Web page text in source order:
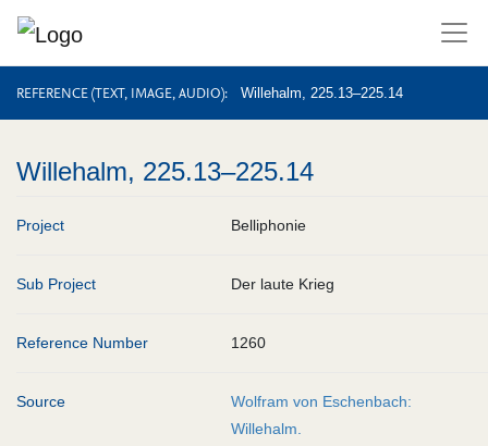
REFERENCE (TEXT, IMAGE, AUDIO) Willehalm, 225.13–225.14
REFERENCE (TEXT, IMAGE, AUDIO)
Willehalm, 225.13–225.14
Project Belliphonie
Sub Project Der laute Krieg
Reference Number 1260
Source
Wolfram von Eschenbach:
Willehalm.